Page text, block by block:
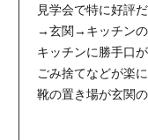
見学会で特に好評
→玄関→キッチンの
キッチンに勝手口
ごみ捨てなどが楽
靴の置き場が玄関